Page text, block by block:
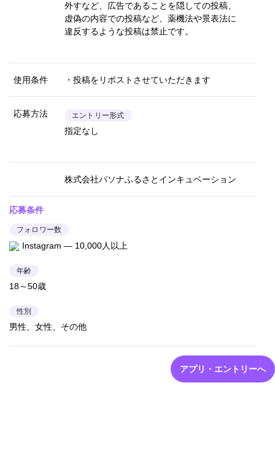
外すなど、広告であることを隠しての投稿、
虚偽の内容での投稿など、薬機法や景表法に
違反するような投稿は禁止です。
使用条件 ・投稿をリポストさせていただきます
応募方法 エントリー形式
指定なし
株式会社パソナふるさとインキュベーション
応募条件
フォロワー数
Instagram — 10,000人以上
年齢
18～50歳
性別
男性、女性、その他
アプリ・エントリーへ